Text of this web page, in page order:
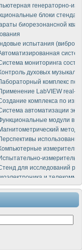
генераторно-
блоки стенда
биорезонансной
испытания
мониторинга
духовых
комплекс по
LabVIEW real-
комплекса по
автоматизации
модули в
метод
для исследований
и
в расчетах
Аппаратно-программный
шумовых
Инструменты для
Инструменты для